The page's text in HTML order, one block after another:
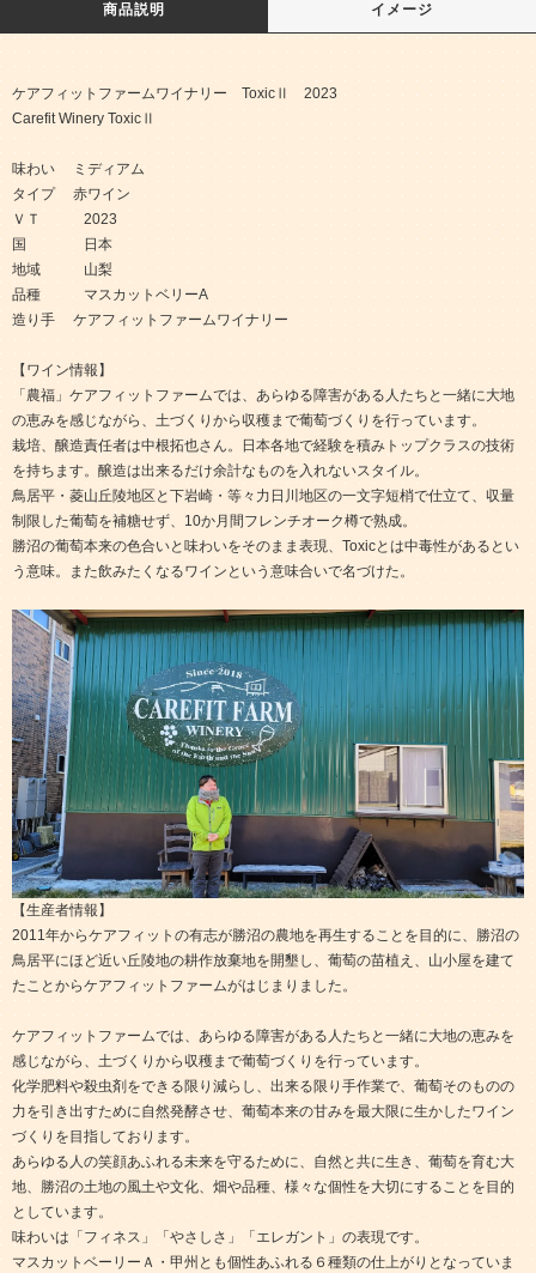
商品説明 イメージ
ケアフィットファームワイナリー ToxicⅡ 2023
Carefit Winery ToxicⅡ
味わい ミディアム
タイプ 赤ワイン
ＶＴ 2023
国 日本
地域 山梨
品種 マスカットベリーA
造り手 ケアフィットファームワイナリー
【ワイン情報】
「農福」ケアフィットファームでは、あらゆる障害がある人たちと一緒に大地
の恵みを感じながら、土づくりから収穫まで葡萄づくりを行っています。
栽培、醸造責任者は中根拓也さん。日本各地で経験を積みトップクラスの技術
を持ちます。醸造は出来るだけ余計なものを入れないスタイル。
鳥居平・菱山丘陵地区と下岩崎・等々力日川地区の一文字短梢で仕立て、収量
制限した葡萄を補糖せず、10か月間フレンチオーク樽で熟成。
勝沼の葡萄本来の色合いと味わいをそのまま表現、Toxicとは中毒性があるとい
う意味。また飲みたくなるワインという意味合いで名づけた。
【生産者情報】
2011年からケアフィットの有志が勝沼の農地を再生することを目的に、勝沼の
鳥居平にほど近い丘陵地の耕作放棄地を開墾し、葡萄の苗植え、山小屋を建て
たことからケアフィットファームがはじまりました。
ケアフィットファームでは、あらゆる障害がある人たちと一緒に大地の恵みを
感じながら、土づくりから収穫まで葡萄づくりを行っています。
化学肥料や殺虫剤をできる限り減らし、出来る限り手作業で、葡萄そのものの
力を引き出すために自然発酵させ、葡萄本来の甘みを最大限に生かしたワイン
づくりを目指しております。
あらゆる人の笑顔あふれる未来を守るために、自然と共に生き、葡萄を育む大
地、勝沼の土地の風土や文化、畑や品種、様々な個性を大切にすることを目的
としています。
味わいは「フィネス」「やさしさ」「エレガント」の表現です。
マスカットベーリーＡ・甲州とも個性あふれる６種類の仕上がりとなっていま